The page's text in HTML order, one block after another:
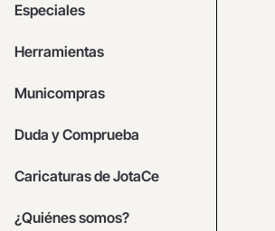
Especiales
Herramientas
Municompras
Duda y Comprueba
Caricaturas de JotaCe
¿Quiénes somos?